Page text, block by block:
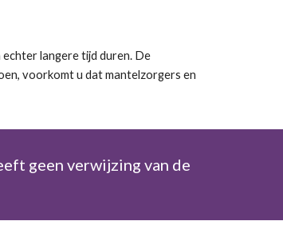
echter langere tijd duren. De
voorkomt u dat mantelzorgers en
geen verwijzing van de